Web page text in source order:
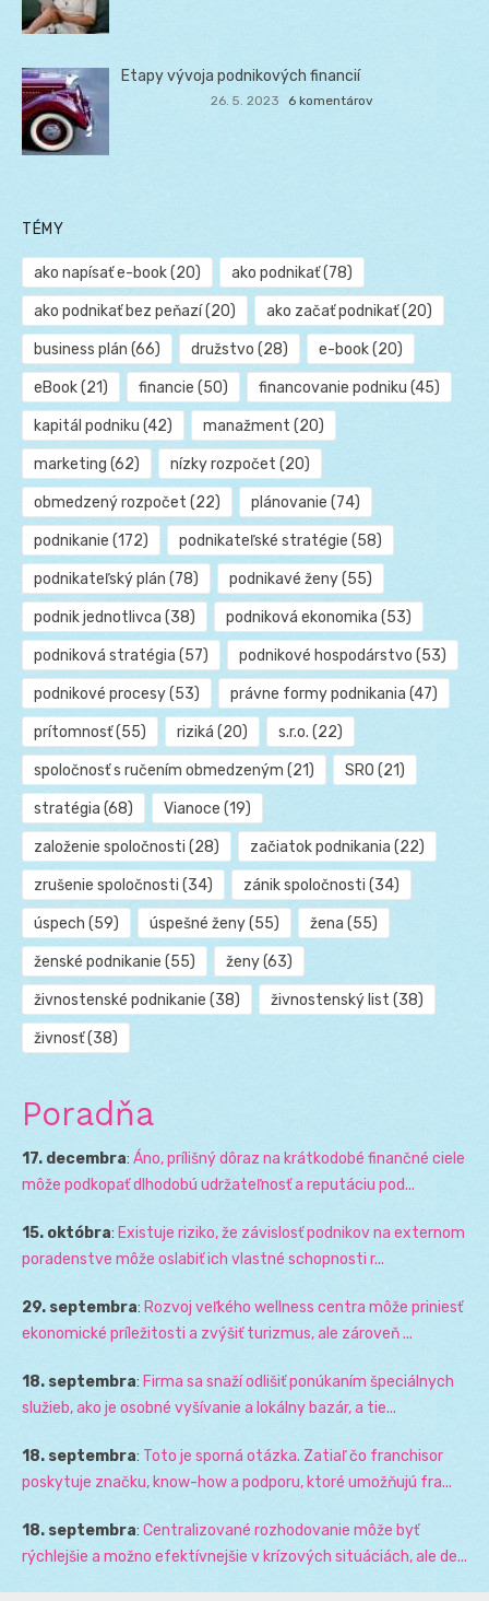
Etapy vývoja podnikových financií
26. 5. 2023 6 komentárov
TÉMY
ako napísať e-book(20) ako podnikať(78)
ako podnikať bez peňazí(20) ako začať podnikať(20)
business plán (66) družstvo (28) e-book(20)
eBook(21) financie (50) financovanie podniku (45)
kapitál podniku (42) manažment (20)
marketing (62) nízky rozpočet (20)
obmedzený rozpočet (22) plánovanie (74)
podnikanie (172) podnikateľské stratégie (58)
podnikateľský plán (78) podnikavé ženy(55)
podnik jednotlivca (38) podniková ekonomika (53)
podniková stratégia (57) podnikové hospodárstvo (53)
podnikové procesy(53) právne formy podnikania (47)
prítomnosť(55) riziká (20) s.r.o. (22)
spoločnosť s ručením obmedzeným (21) SRO (21)
stratégia (68) Vianoce (19)
založenie spoločnosti (28) začiatok podnikania (22)
zrušenie spoločnosti (34) zánik spoločnosti (34)
úspech (59) úspešné ženy(55) žena (55)
ženské podnikanie (55) ženy(63)
živnostenské podnikanie (38) živnostenský list (38)
živnosť(38)
Poradňa
17. decembra: Áno, prílišný dôraz na krátkodobé finančné ciele
môže podkopať dlhodobú udržateľnosť a reputáciu pod...
15. októbra: Existuje riziko, že závislosť podnikov na externom
poradenstve môže oslabiť ich vlastné schopnosti r...
29. septembra: Rozvoj veľkého wellness centra môže priniesť
ekonomické príležitosti a zvýšiť turizmus, ale zároveň ...
18. septembra: Firma sa snaží odlišiť ponúkaním špeciálnych
služieb, ako je osobné vyšívanie a lokálny bazár, a tie...
18. septembra: Toto je sporná otázka. Zatiaľ čo franchisor
poskytuje značku, know-how a podporu, ktoré umožňujú fra...
18. septembra: Centralizované rozhodovanie môže byť
rýchlejšie a možno efektívnejšie v krízových situáciách, ale de...